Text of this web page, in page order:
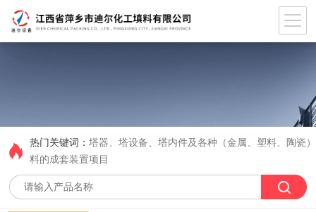
热门关键词：塔器、塔设备、塔内件及各种（金属、塑料、陶瓷
料的成套装置项目